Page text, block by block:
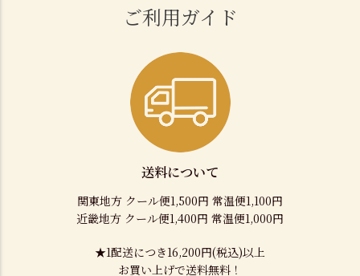
ご利用ガイド
送料について
関東地方 クール便1,500円 常温便1,100円
近畿地方 クール便1,400円 常温便1,000円
★1配送につき16,200円(税込)以上
お買い上げで送料無料！